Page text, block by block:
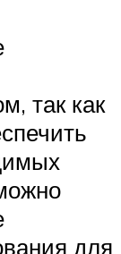
так как
для